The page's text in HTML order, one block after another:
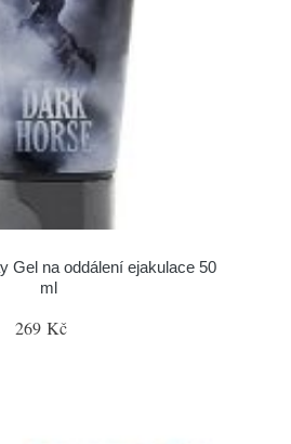
Gel na oddálení ejakulace 50
ml
269 Kč